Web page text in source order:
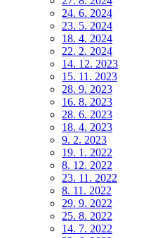
24. 6. 2024
23. 5. 2024
18. 4. 2024
22. 2. 2024
14. 12. 2023
15. 11. 2023
28. 9. 2023
16. 8. 2023
28. 6. 2023
18. 4. 2023
9. 2. 2023
19. 1. 2022
8. 12. 2022
23. 11. 2022
8. 11. 2022
29. 9. 2022
25. 8. 2022
14. 7. 2022